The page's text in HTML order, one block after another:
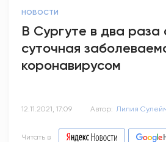
НОВОСТИ
В Сургуте в два раза
суточная
коронавирусом
12.11.2021, 17:09 Автор: Лилия
Читать в